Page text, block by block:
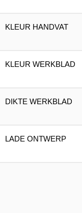
KLEUR HANDVAT
KLEUR WERKBLAD
DIKTE WERKBLAD
LADE ONTWERP